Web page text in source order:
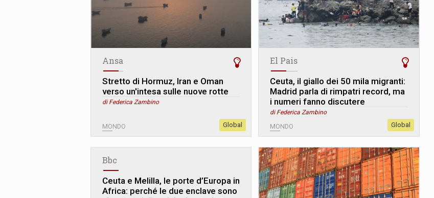
Ansa
Stretto di Hormuz, Iran e Oman
verso un'intesa sulle nuove rotte
di Federica Zambino
MONDO Global
El Pais
Ceuta, il giallo dei 50 mila migranti:
Madrid parla di rimpatri record, ma
i numeri fanno discutere
di Federica Zambino
MONDO Global
Bbc
Ceuta e Melilla, le porte d’Europa in
Africa: perché le due enclave sono